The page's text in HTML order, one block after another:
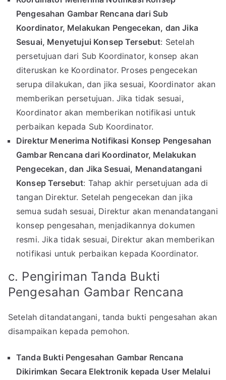
Pengesahan Gambar Rencana dari Sub
Koordinator, Melakukan Pengecekan, dan Jika
Sesuai, Menyetujui Konsep Tersebut: Setelah
persetujuan dari Sub Koordinator, konsep akan
diteruskan ke Koordinator. Proses pengecekan
serupa dilakukan, dan jika sesuai, Koordinator akan
memberikan persetujuan. Jika tidak sesuai,
Koordinator akan memberikan notifikasi untuk
perbaikan kepada Sub Koordinator.
Direktur Menerima Notifikasi Konsep Pengesahan
Gambar Rencana dari Koordinator, Melakukan
Pengecekan, dan Jika Sesuai, Menandatangani
Konsep Tersebut: Tahap akhir persetujuan ada di
tangan Direktur. Setelah pengecekan dan jika
semua sudah sesuai, Direktur akan menandatangani
konsep pengesahan, menjadikannya dokumen
resmi. Jika tidak sesuai, Direktur akan memberikan
notifikasi untuk perbaikan kepada Koordinator.
c. Pengiriman Tanda Bukti
Pengesahan Gambar Rencana
Setelah ditandatangani, tanda bukti pengesahan akan
disampaikan kepada pemohon.
Tanda Bukti Pengesahan Gambar Rencana
Dikirimkan Secara Elektronik kepada User Melalui